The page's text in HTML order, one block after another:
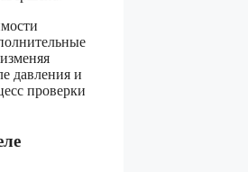
давления и
проверки